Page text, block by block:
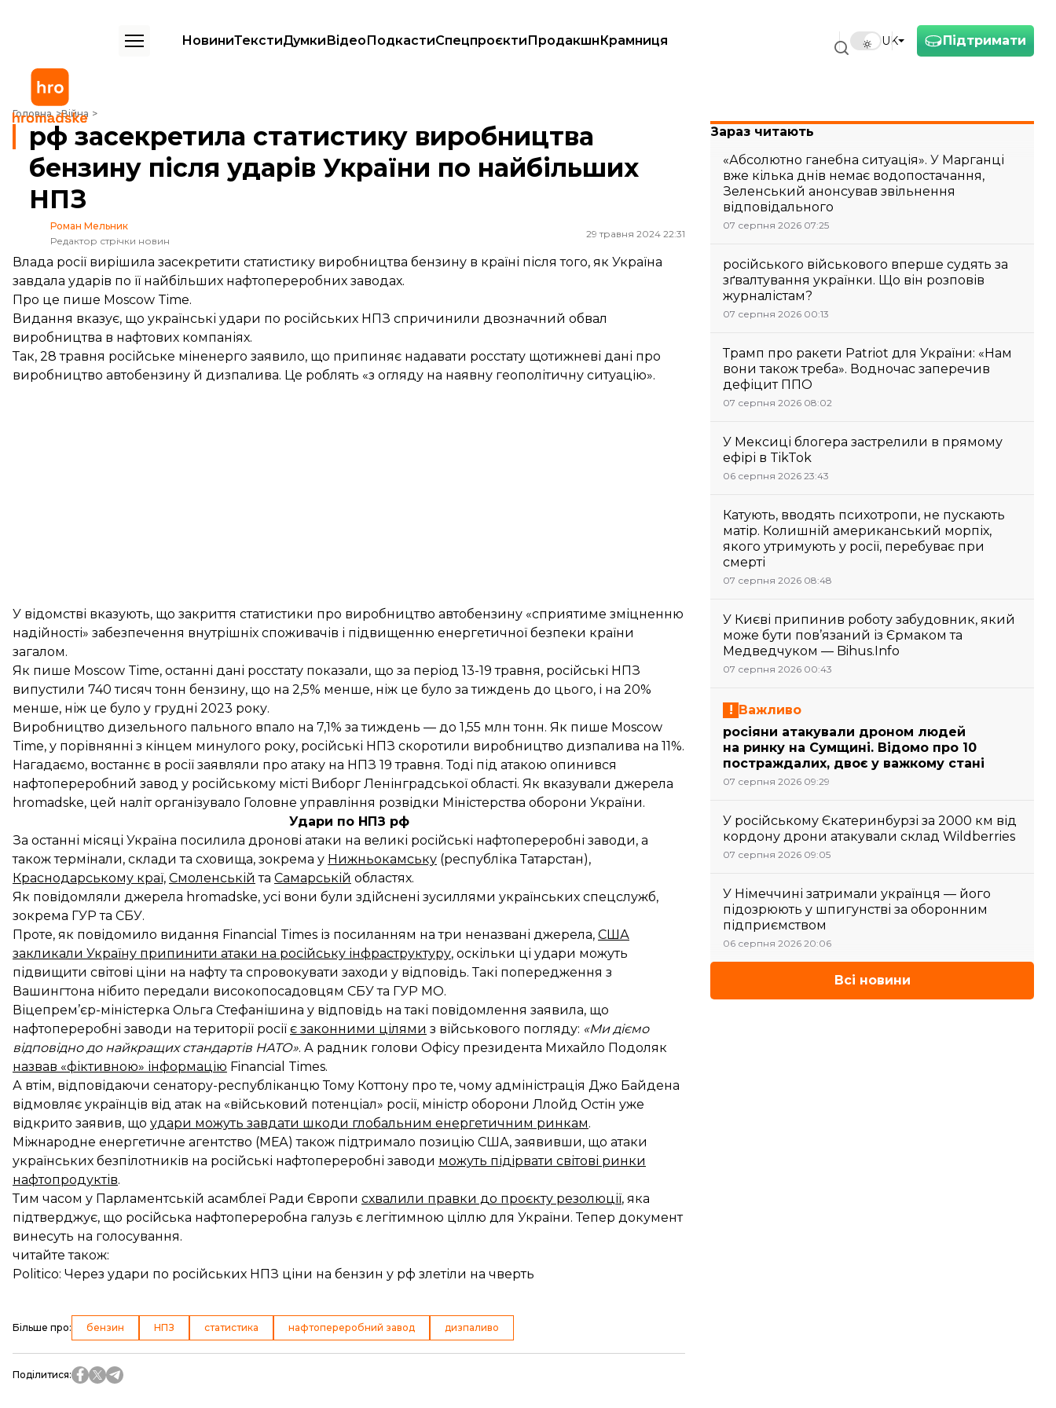
Підтримати
UK
НовиниТекстиДумкиВідеоПодкастиСпецпроєктиПродакшнКрамниця
Головна Війна
рф засекретила статистику виробництва бензину після ударів України по найбільших НПЗ
рф засекретила статистику виробництва
бензину після ударів України по найбільших
НПЗ
Роман Мельник
Редактор стрічки новин
29 травня 2024 22:31
Влада росії вирішила засекретити статистику виробництва бензину в країні після того, як Україна
завдала ударів по її найбільших нафтопереробних заводах.
Про це пише Moscow Time.
Видання вказує, що українські удари по російських НПЗ спричинили двозначний обвал
виробництва в нафтових компаніях.
Так, 28 травня російське міненерго заявило, що припиняє надавати росстату щотижневі дані про
виробництво автобензину й дизпалива. Це роблять «з огляду на наявну геополітичну ситуацію».
У відомстві вказують, що закриття статистики про виробництво автобензину «сприятиме зміцненню
надійності» забезпечення внутрішніх споживачів і підвищенню енергетичної безпеки країни
загалом.
Як пише Moscow Time, останні дані росстату показали, що за період 13-19 травня, російські НПЗ
випустили 740 тисяч тонн бензину, що на 2,5% менше, ніж це було за тиждень до цього, і на 20%
менше, ніж це було у грудні 2023 року.
Виробництво дизельного пального впало на 7,1% за тиждень — до 1,55 млн тонн. Як пише Moscow
Time, у порівнянні з кінцем минулого року, російські НПЗ скоротили виробництво дизпалива на 11%.
Нагадаємо, востаннє в росії заявляли про атаку на НПЗ 19 травня. Тоді під атакою опинився
нафтопереробний завод у російському місті Виборг Ленінградської області. Як вказували джерела
hromadske, цей наліторганізувало Головне управління розвідки Міністерства оборони України.
Удари по НПЗ рф
За останні місяці Україна посилила дронові атаки на великі російські нафтопереробні заводи, а
також термінали, склади та сховища, зокрема у Нижньокамську (республіка Татарстан),
Краснодарському краї, Смоленській та Самарській областях.
Як повідомляли джерела hromadske, усі вони були здійснені зусиллями українських спецслужб,
зокрема ГУР та СБУ.
Проте, як повідомило видання Financial Times із посиланням на три неназвані джерела, США
закликали Україну припинити атаки на російську інфраструктуру, оскільки ці удари можуть
підвищити світові ціни на нафту та спровокувати заходи у відповідь. Такі попередження з
Вашингтона нібито передали високопосадовцям СБУ та ГУР МО.
Віцепрем’єр-міністерка Ольга Стефанішина у відповідь на такі повідомлення заявила, що
нафтопереробні заводи на території росії є законними цілями з військового погляду: «Ми діємо
відповідно до найкращих стандартів НАТО». А радник голови Офісу президента Михайло Подоляк
назвав «фіктивною» інформацію Financial Times.
А втім, відповідаючи сенатору-республіканцю Тому Коттону про те, чому адміністрація Джо Байдена
відмовляє українців від атак на «військовий потенціал» росії, міністр оборони Ллойд Остін уже
відкрито заявив, що удари можуть завдати шкоди глобальним енергетичним ринкам.
Міжнародне енергетичне агентство (МЕА) також підтримало позицію США, заявивши, що атаки
українських безпілотників на російські нафтопереробні заводи можуть підірвати світові ринки
нафтопродуктів.
Тим часом у Парламентській асамблеї Ради Європи схвалили правки до проєкту резолюції, яка
підтверджує, що російська нафтопереробна галузь є легітимною ціллю для України. Тепер документ
винесуть на голосування.
читайте також:
Politico: Через удари по російських НПЗ ціни на бензин у рф злетіли на чверть
Більше про: бензин НПЗ статистика нафтопереробний завод дизпаливо
Поділитися:
Зараз читають
«Абсолютно ганебна ситуація». У Марганці
вже кілька днів немає водопостачання,
Зеленський анонсував звільнення
відповідального
07 серпня 2026 07:25
російського військового вперше судять за
зґвалтування українки. Що він розповів
журналістам?
07 серпня 2026 00:13
Трамп про ракети Patriot для України: «Нам
вони також треба». Водночас заперечив
дефіцит ППО
07 серпня 2026 08:02
У Мексиці блогера застрелили в прямому
ефірі в TikTok
06 серпня 2026 23:43
Катують, вводять психотропи, не пускають
матір. Колишній американський морпіх,
якого утримують у росії, перебуває при
смерті
07 серпня 2026 08:48
У Києві припинив роботу забудовник, який
може бути пов’язаний із Єрмаком та
Медведчуком — Bihus.Info
07 серпня 2026 00:43
Важливо
росіяни атакували дроном людей
на ринку на Сумщині. Відомо про 10
постраждалих, двоє у важкому стані
07 серпня 2026 09:29
У російському Єкатеринбурзі за 2000 км від
кордону дрони атакували склад Wildberries
07 серпня 2026 09:05
У Німеччині затримали українця — його
підозрюють у шпигунстві за оборонним
підприємством
06 серпня 2026 20:06
Всі новини